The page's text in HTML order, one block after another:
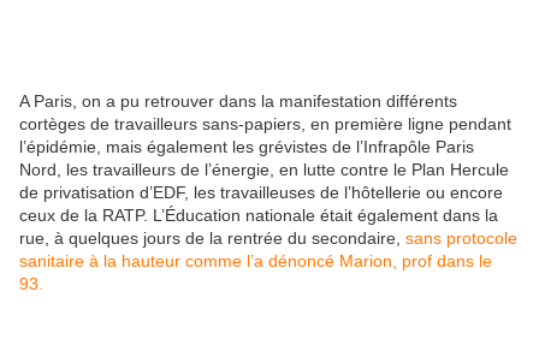
A Paris, on a pu retrouver dans la manifestation différents
cortèges de travailleurs sans-papiers, en première ligne pendant
l’épidémie, mais également les grévistes de l’Infrapôle Paris
Nord, les travailleurs de l’énergie, en lutte contre le Plan Hercule
de privatisation d’EDF, les travailleuses de l’hôtellerie ou encore
ceux de la RATP. L’Éducation nationale était également dans la
rue, à quelques jours de la rentrée du secondaire, sans protocole
sanitaire à la hauteur comme l’a dénoncé Marion, prof dans le
93.